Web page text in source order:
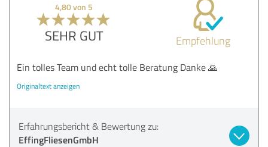
4,80 von 5
SEHR GUT Empfehlung
Ein tolles Team und echt tolle Beratung Danke 🙏
Originaltext anzeigen
Erfahrungsbericht & Bewertung zu:
EffingFliesenGmbH